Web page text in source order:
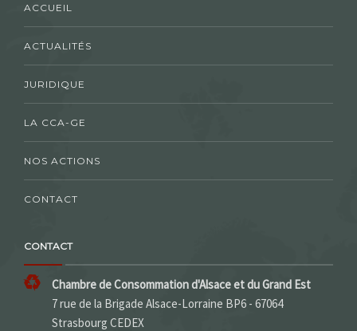
ACCUEIL
ACTUALITÉS
JURIDIQUE
LA CCA-GE
NOS ACTIONS
CONTACT
CONTACT
Chambre de Consommation d'Alsace et du Grand Est
7 rue de la Brigade Alsace-Lorraine BP6 - 67064
Strasbourg CEDEX